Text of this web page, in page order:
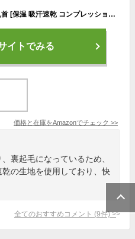
おたふく手袋 冬用インナー 長袖 丸首 [保温 吸汗速乾 コンプレッション メンズ] JW-174 ブラック M
イトでみる
価格と在庫をAmazonでチェック >>
裏起毛になっているため、
の生地を使用しており、快
全てのおすすめコメント (9件)>